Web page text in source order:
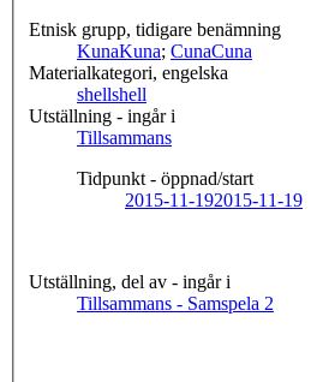
Etnisk grupp, tidigare benämning
KunaKuna; CunaCuna
Materialkategori, engelska
shellshell
Utställning - ingår i
Tillsammans
Tidpunkt - öppnad/start
2015-11-192015-11-19
Utställning, del av - ingår i
Tillsammans - Samspela 2